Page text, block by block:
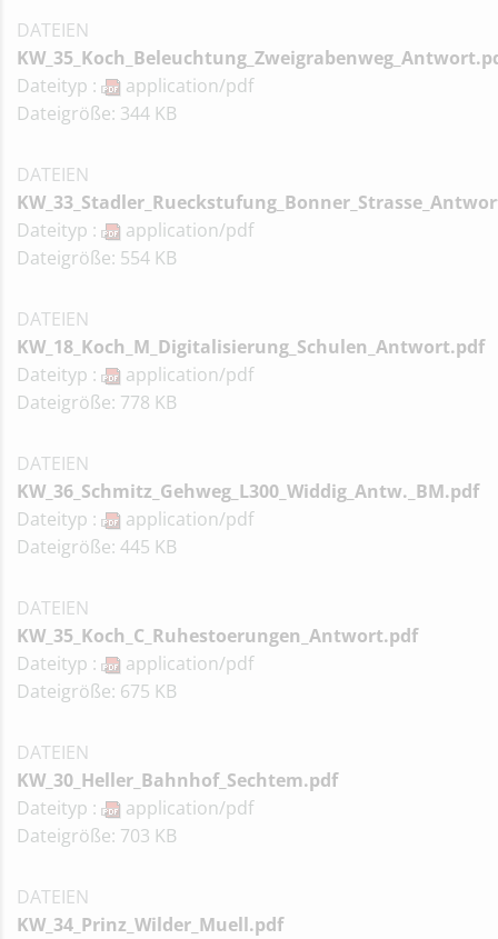
DATEIEN
Dateityp :
application/pdf
Dateigröße: 344 KB
DATEIEN
Dateityp :
application/pdf
Dateigröße: 554 KB
DATEIEN
KW_18_Koch_M_Digitalisierung_Schulen_Antwort.pdf
Dateityp :
application/pdf
Dateigröße: 778 KB
DATEIEN
KW_36_Schmitz_Gehweg_L300_Widdig_Antw._BM.pdf
Dateityp :
application/pdf
Dateigröße: 445 KB
DATEIEN
KW_35_Koch_C_Ruhestoerungen_Antwort.pdf
Dateityp :
application/pdf
Dateigröße: 675 KB
DATEIEN
KW_30_Heller_Bahnhof_Sechtem.pdf
Dateityp :
application/pdf
Dateigröße: 703 KB
DATEIEN
KW_34_Prinz_Wilder_Muell.pdf